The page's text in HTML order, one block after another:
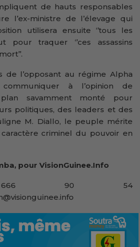
de hauts responsables
l’ex-ministre de l’élevage qui
utilisera ensuite ‘’tous les
pour traquer ‘’ces assassins
de l’opposant au régime Alpha
à l’opinion de
plan savamment monté pour
politiques, des leaders et des
M. Diallo, le peuple mérite
criminel du pouvoir en
pour VisionGuinee.Info
666 90 54